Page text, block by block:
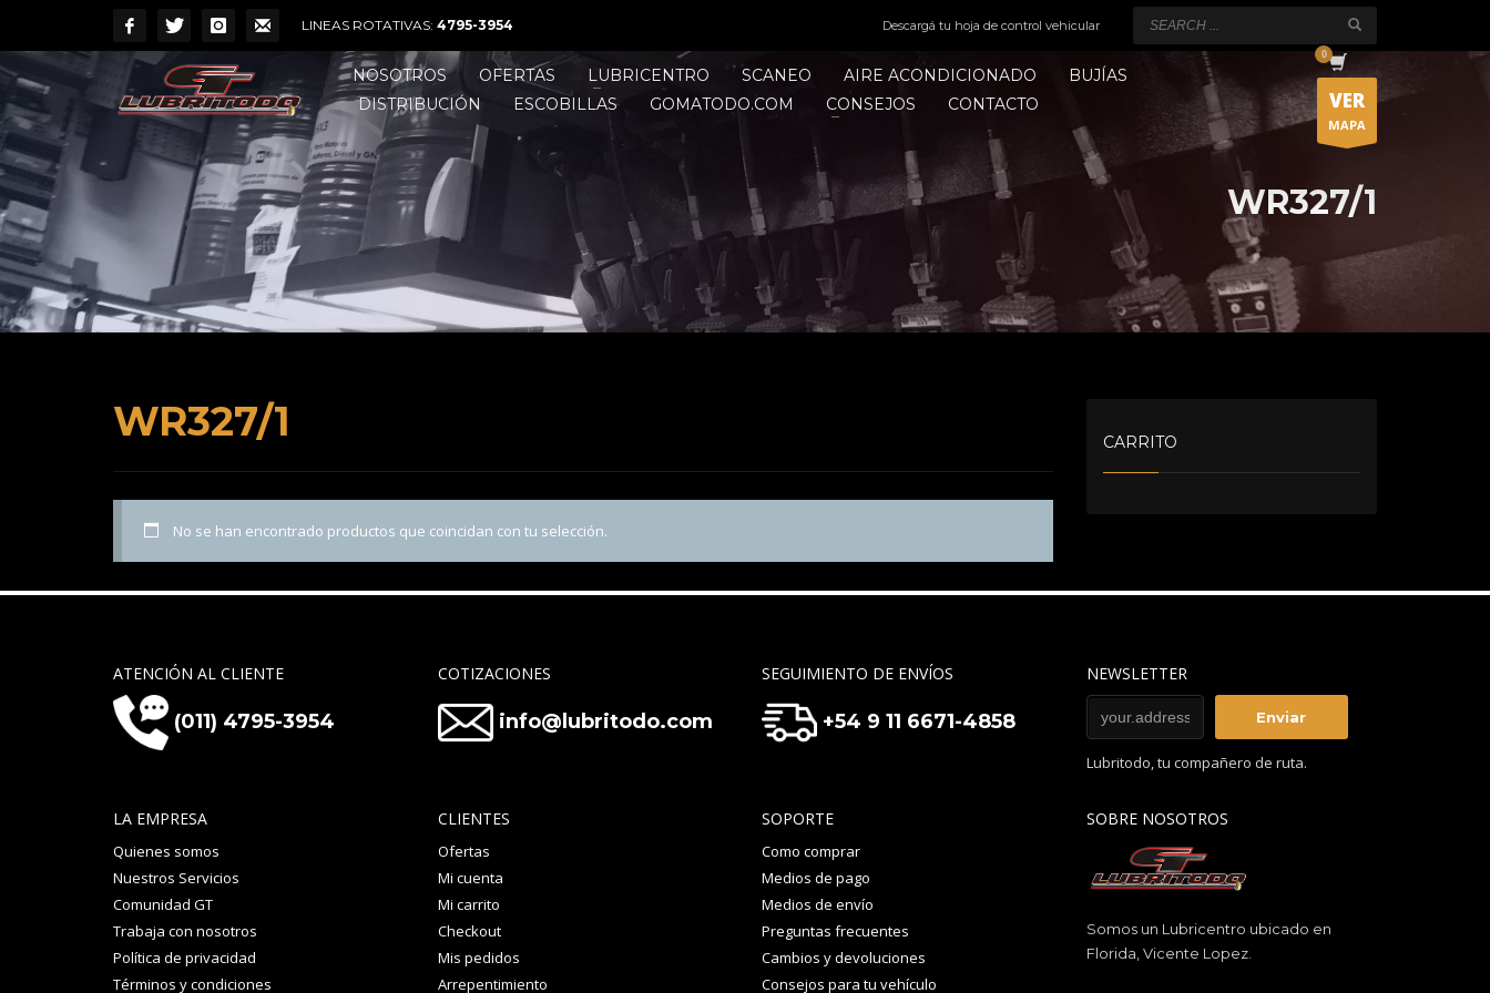
LINEAS ROTATIVAS: 4795-3954 Descargá tu hoja de control vehicular
NOSOTROS OFERTAS LUBRICENTRO SCANEO AIRE ACONDICIONADO
BUJÍAS
DISTRIBUCIÓN
ESCOBILLAS GOMATODO.COM CONSEJOS CONTACTO VER
MAPA
WR327/1
WR327/1
No se han encontrado productos que coincidan con tu selección.
CARRITO
ATENCIÓN AL CLIENTE
(011) 4795-3954
COTIZACIONES
info@lubritodo.com
SEGUIMIENTO DE ENVÍOS
+54 9 11 6671-4858
NEWSLETTER
Lubritodo, tu compañero de ruta.
LA EMPRESA
Quienes somos
Nuestros Servicios
Comunidad GT
Trabaja con nosotros
Política de privacidad
Términos y condiciones
CLIENTES
Ofertas
Mi cuenta
Mi carrito
Checkout
Mis pedidos
Arrepentimiento
SOPORTE
Como comprar
Medios de pago
Medios de envío
Preguntas frecuentes
Cambios y devoluciones
Consejos para tu vehículo
SOBRE NOSOTROS
Somos un Lubricentro ubicado en
Florida, Vicente Lopez.